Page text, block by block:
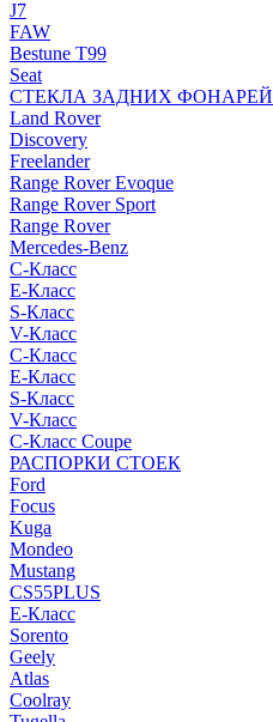
J7
FAW
Bestune T99
Seat
СТЕКЛА ЗАДНИХ ФОНАРЕЙ
Land Rover
Discovery
Freelander
Range Rover Evoque
Range Rover Sport
Range Rover
Mercedes-Benz
C-Класс
E-Класс
S-Класс
V-Класс
C-Класс
E-Класс
S-Класс
V-Класс
C-Класс Coupe
РАСПОРКИ СТОЕК
Ford
Focus
Kuga
Mondeo
Mustang
CS55PLUS
E-Класс
Sorento
Geely
Atlas
Coolray